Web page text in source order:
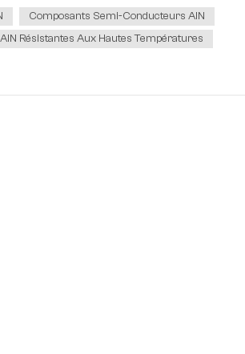
Composants Semi-Conducteurs AlN
Résistantes Aux Hautes Températures